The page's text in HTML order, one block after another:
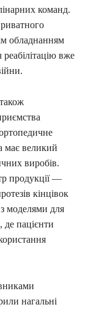
команд.
обладнанням
вже
має великий
виробів.
продукції —
кінцівок
моделями для
пацієнти
нагальні